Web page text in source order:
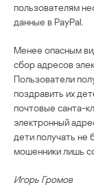
пользователям
данные в PayPal.
Менее опасным
сбор адресов
Пользователи
поздравить их
почтовые санта-
электронный
дети получать не
мошенники лишь
Игорь Громов